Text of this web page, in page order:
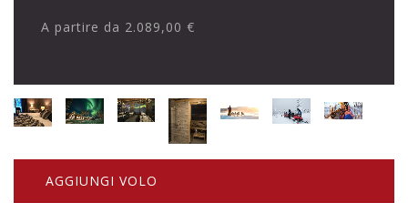
A partire da 2.089,00 €
AGGIUNGI VOLO